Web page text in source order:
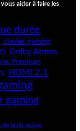
aider à faire les
durée
clavier gaming
Dolby Atmos
Premium
HDMI 2.1
gaming
de bruit active